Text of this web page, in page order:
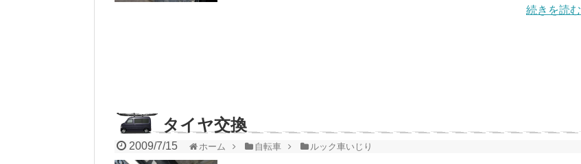
続きを読む
タイヤ交換
2009/7/15 ホーム 自転車 ルック車いじり